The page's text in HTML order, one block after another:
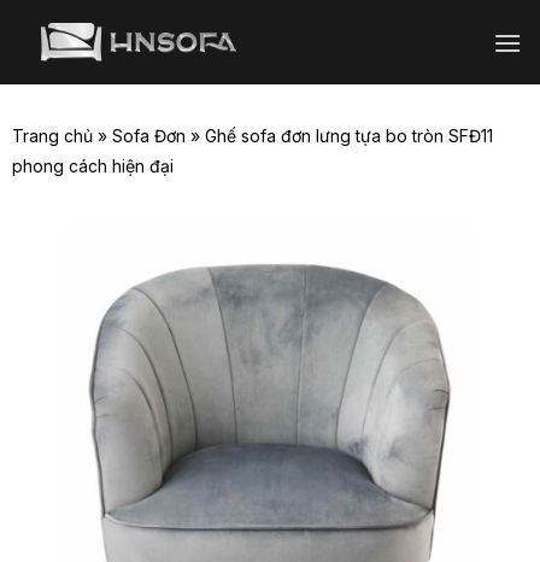
Trang chủ» Sofa Đơn » Ghế sofa đơn lưng tựa bo tròn SFĐ11
phong cách hiện đại